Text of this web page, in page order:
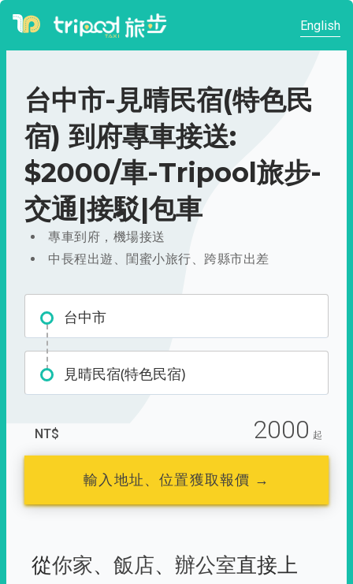
English
台中市-見晴民宿(特色民
宿) 到府專車接送:
$2000/車-Tripool旅步-
交通|接駁|包車
專車到府，機場接送
中長程出遊、閨蜜小旅行、跨縣市出差
台中市
見晴民宿(特色民宿)
NT$ 2000 起
輸入地址、位置獲取報價 →
從你家、 飯店、 辦公室直接上